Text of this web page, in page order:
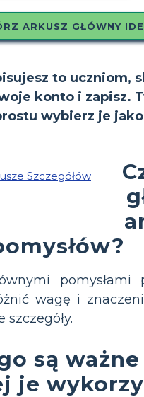
ARKUSZ GŁÓWNY
to uczniom,
konto i zapisz.
wybierz je
pomysłami
wagę i
szczegóły.
są
je